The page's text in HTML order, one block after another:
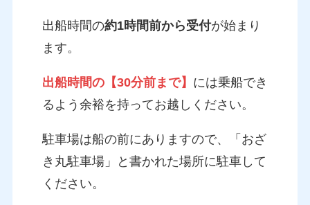
出船時間の約1時間前から受付が始まり
ます。
出船時間の【30分前まで】 には乗船でき
るよう余裕を持ってお越しください。
駐車場は船の前にありますので、「おざ
き丸駐車場」と書かれた場所に駐車して
ください。